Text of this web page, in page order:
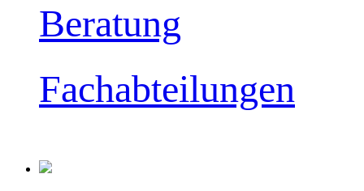
Beratung
Fachabteilungen